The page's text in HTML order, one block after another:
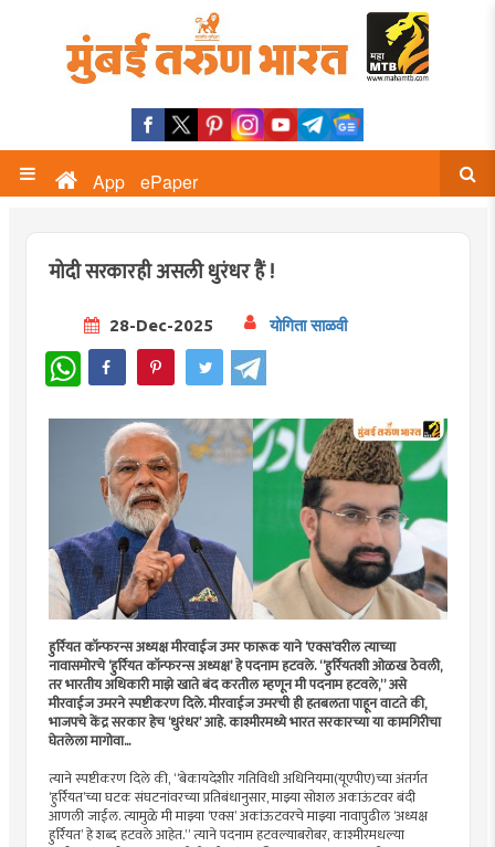
App ePaper
मोदी सरकारही असली धुरंधर हैं !
28-Dec-2025 योगिता साळवी
WhatsApp
हुर्रियत कॉन्फरन्स अध्यक्ष मीरवाईज उमर फारूक याने ‘एक्स’वरील त्याच्या
नावासमोरचे ‘हुर्रियत कॉन्फरन्स अध्यक्ष’ हे पदनाम हटवले. “हुर्रियतशी ओळख ठेवली,
तर भारतीय अधिकारी माझे खाते बंद करतील म्हणून मी पदनाम हटवले,” असे
मीरवाईज उमरने स्पष्टीकरण दिले. मीरवाईज उमरची ही हतबलता पाहून वाटते की,
भाजपचे केंद्र सरकार हेच ‘धुरंधर’ आहे. काश्मीरमध्ये भारत सरकारच्या या कामगिरीचा
घेतलेला मागोवा...
त्याने स्पष्टीकरण दिले की, “बेकायदेशीर गतिविधी अधिनियमा(यूएपीए)च्या अंतर्गत
‘हुर्रियत’च्या घटक संघटनांवरच्या प्रतिबंधानुसार, माझ्या सोशल अकाऊंटवर बंदी
आणली जाईल. त्यामुळे मी माझ्या ‘एक्स’ अकांऊटवरचे माझ्या नावापुढील ‘अध्यक्ष
हुर्रियत’ हे शब्द हटवले आहेत.” त्याने पदनाम हटवल्याबरोबर, काश्मीरमधल्या